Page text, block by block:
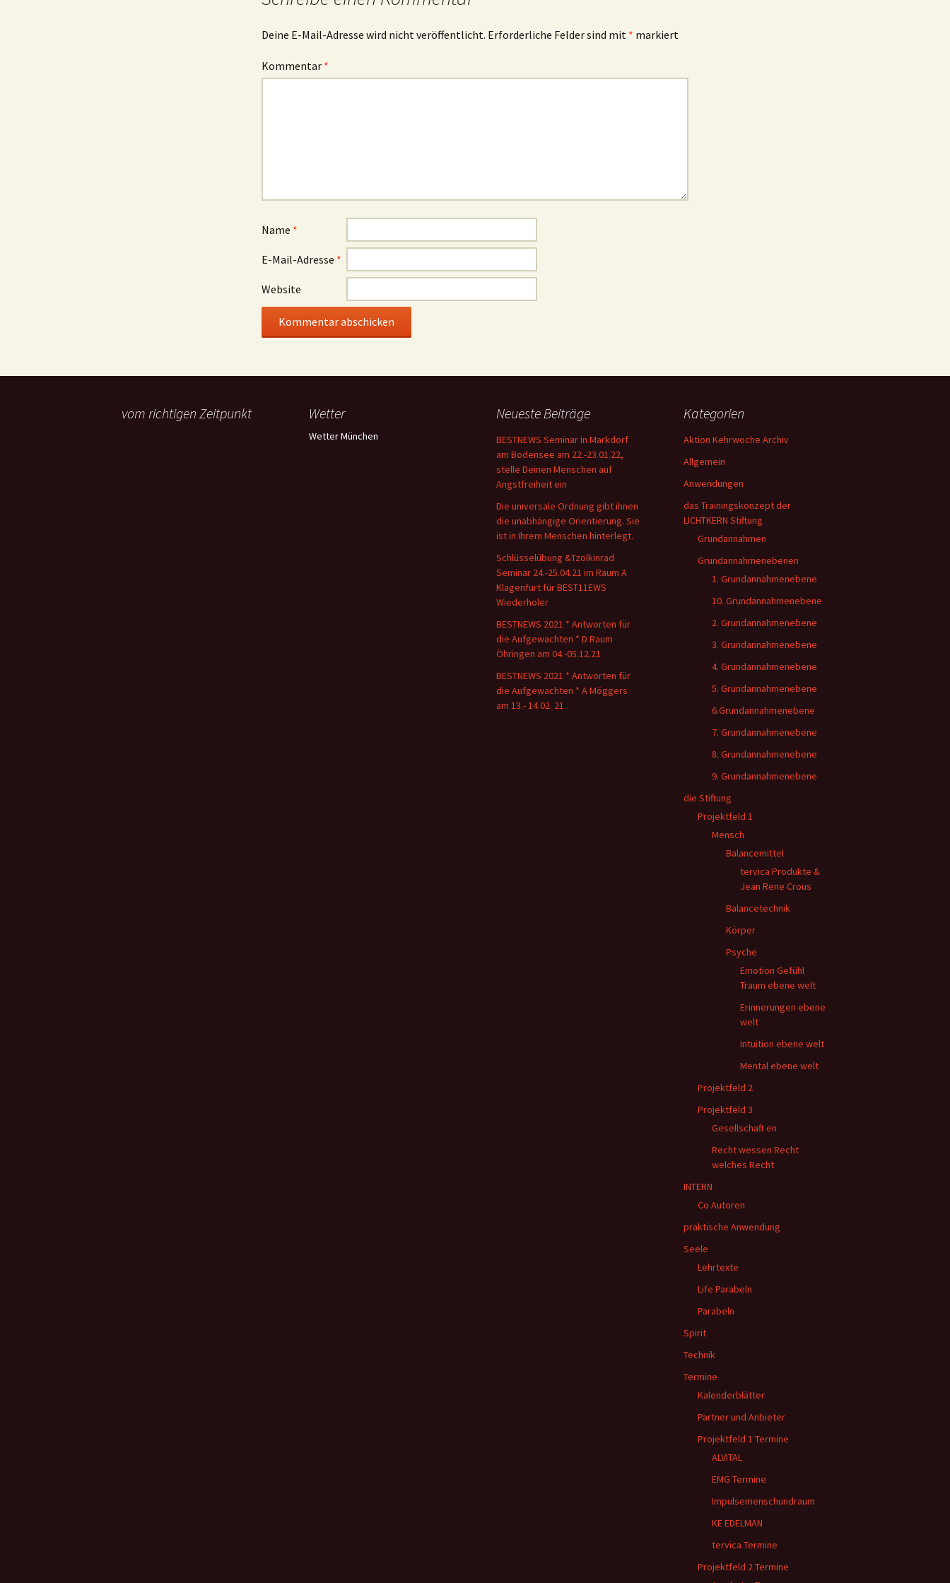
Deine E-Mail-Adresse wird nicht veröffentlicht. Erforderliche Felder sind mit * markiert
Kommentar *
Name *
E-Mail-Adresse *
Website
vom richtigen Zeitpunkt Wetter
Wetter München
Neueste Beiträge
BESTNEWS Seminar in Markdorf
am Bodensee am 22.-23.01.22,
stelle Deinen Menschen auf
Angstfreiheit ein
Die universale Ordnung gibt ihnen
die unabhängige Orientierung. Sie
ist in Ihrem Menschen hinterlegt.
Schlüsselübung &Tzolkinrad
Seminar 24.-25.04.21 im Raum A
Klagenfurt für BEST11EWS
Wiederholer
BESTNEWS 2021 * Antworten für
die Aufgewachten * D Raum
Öhringen am 04.-05.12.21
BESTNEWS 2021 * Antworten für
die Aufgewachten * A Möggers
am 13.- 14.02. 21
Kategorien
Aktion Kehrwoche Archiv
Allgemein
Anwendungen
das Trainingskonzept der
LICHTKERN Stiftung
Grundannahmen
Grundannahmenebenen
1. Grundannahmenebene
10. Grundannahmenebene
2. Grundannahmenebene
3. Grundannahmenebene
4. Grundannahmenebene
5. Grundannahmenebene
6.Grundannahmenebene
7. Grundannahmenebene
8. Grundannahmenebene
9. Grundannahmenebene
die Stiftung
Projektfeld 1
Mensch
Balancemittel
tervica Produkte &
Jean Rene Crous
Balancetechnik
Körper
Psyche
Emotion Gefühl
Traum ebene welt
Erinnerungen ebene
welt
Intuition ebene welt
Mental ebene welt
Projektfeld 2
Projektfeld 3
Gesellschaft en
Recht wessen Recht
welches Recht
INTERN
Co Autoren
praktische Anwendung
Seele
Lehrtexte
Life Parabeln
Parabeln
Spirit
Technik
Termine
Kalenderblätter
Partner und Anbieter
Projektfeld 1 Termine
ALVITAL
EMG Termine
Impulsemenschundraum
KE EDELMAN
tervica Termine
Projektfeld 2 Termine